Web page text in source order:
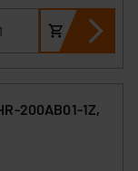
200AB01-1Z,